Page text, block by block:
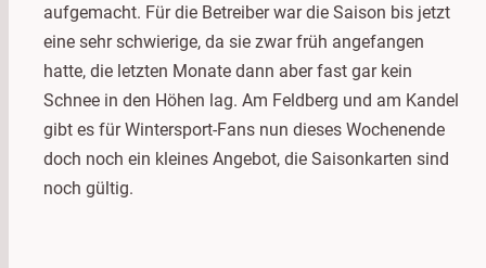
aufgemacht. Für die Betreiber war die Saison bis jetzt
eine sehr schwierige, da sie zwar früh angefangen
hatte, die letzten Monate dann aber fast gar kein
Schnee in den Höhen lag. Am Feldberg und am Kandel
gibt es für Wintersport-Fans nun dieses Wochenende
doch noch ein kleines Angebot, die Saisonkarten sind
noch gültig.